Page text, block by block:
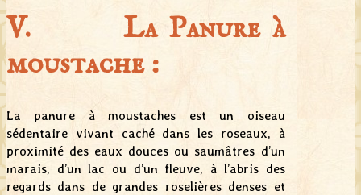
V. La Panure à
moustache :
La panure à moustaches est un oiseau
sédentaire vivant caché dans les roseaux, à
proximité des eaux douces ou saumâtres d’un
marais, d’un lac ou d’un fleuve, à l’abris des
regards dans de grandes roselières denses et